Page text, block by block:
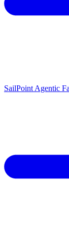
SailPoint Agentic